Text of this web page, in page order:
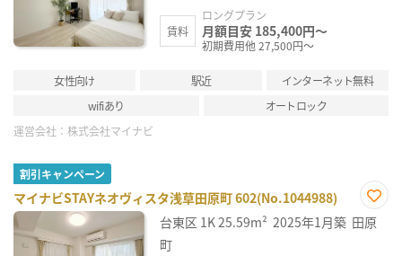
賃料
ロングプラン
月額目安 185,400円～
初期費用他 27,500円～
女性向け 駅近
インターネット無料
wifiあり
オートロック
運営会社： 株式会社マイナビ
割引キャンペーン
マイナビSTAYネオヴィスタ浅草田原町 602(No.1044988)
お気
に入
台東区 1K25.59m² 2025年1月築 田原
町